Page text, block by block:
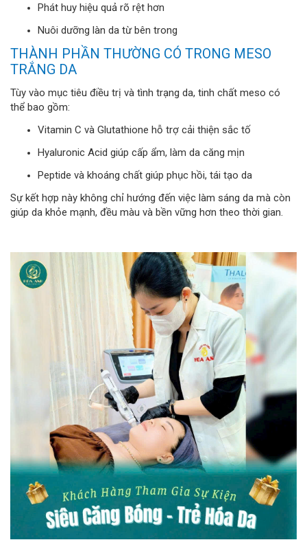
Phát huy hiệu quả rõ rệt hơn
Nuôi dưỡng làn da từ bên trong
THÀNH PHẦN THƯỜNG CÓ TRONG MESO
TRẮNG DA
Tùy vào mục tiêu điều trị và tình trạng da, tinh chất meso có
thể bao gồm:
Vitamin C và Glutathione hỗ trợ cải thiện sắc tố
Hyaluronic Acid giúp cấp ẩm, làm da căng mịn
Peptide và khoáng chất giúp phục hồi, tái tạo da
Sự kết hợp này không chỉ hướng đến việc làm sáng da mà còn
giúp da khỏe mạnh, đều màu và bền vững hơn theo thời gian.